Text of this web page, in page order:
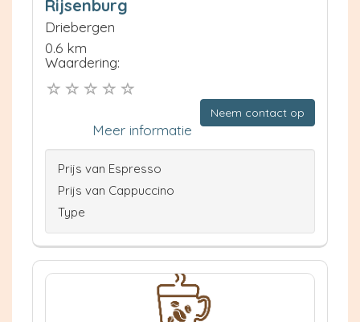
Rijsenburg
Driebergen
0.6 km
Waardering:
Neem contact op
Meer informatie
Prijs van Espresso
Prijs van Cappuccino
Type